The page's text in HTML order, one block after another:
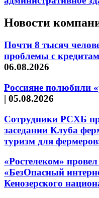
Новости
Почти 8 тысяч
проблемы с
06.08.2026
Россияне полюбили
| 05.08.2026
Сотрудники РСХБ
заседании Клуба
туризм для
«Ростелеком»
«БезОпасный
Кенозерского